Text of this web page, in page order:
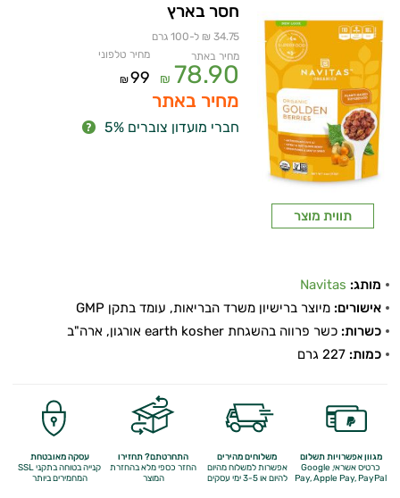
תווית מוצר
חסר בארץ
34.75 ₪ ל-100 גרם
מחיר באתר
78.90
₪
מחיר טלפוני
99
₪
מחיר באתר
חברי מועדון צוברים 5%
מותג: Navitas
אישורים: מיוצר ברישיון משרד הבריאות, עומד בתקן GMP
כשרות: כשר פרווה בהשגחת earth kosher אורגון, ארה"ב
כמות:
מגוון אפשרויות תשלום
כרטיס אשראי, Google
Pay,Apple Pay, PayPal
משלוחים מהירים
אפשרות למשלוח מהיום
להיום או 3-5 ימי עסקים
התחרטתם? תחזירו
החזר כספי מלאבהחזרת
המוצר
עסקה מאובטחת
קנייה בטוחה בתקני SSL
המחמירים ביותר